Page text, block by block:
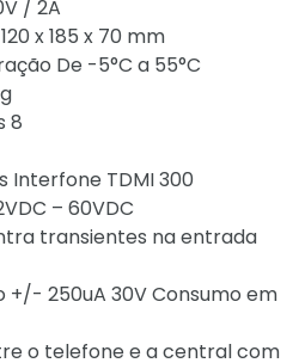
/ 2A
x 185 x 70 mm
De -5°C a 55°C
8
Interfone TDMI 300
– 60VDC
transientes na entrada
+/- 250uA 30V Consumo em
o telefone e a central com